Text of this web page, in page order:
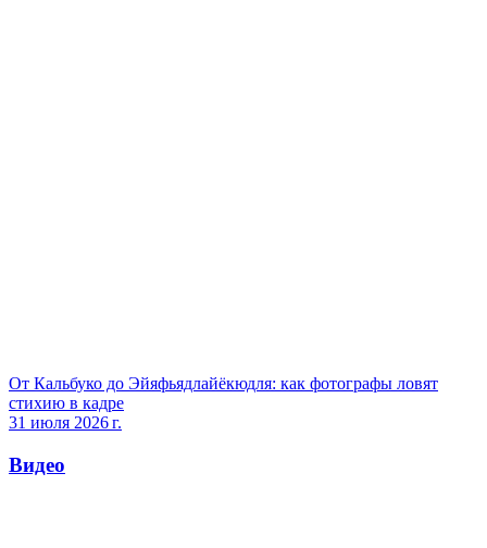
От Кальбуко до Эйяфьядлайёкюдля: как фотографы ловят
стихию в кадре
31 июля 2026 г.
Видео